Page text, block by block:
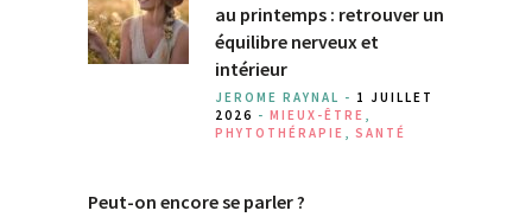
au printemps : retrouver un
équilibre nerveux et
intérieur
JEROME RAYNAL - 1 JUILLET
2026 - MIEUX-ÊTRE
PHYTOTHÉRAPIE
SANTÉ
Peut-on encore se parler ?